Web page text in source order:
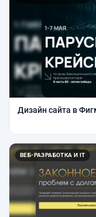
Дизайн сайта в
ВЕБ-РАЗРАБОТКА И IT